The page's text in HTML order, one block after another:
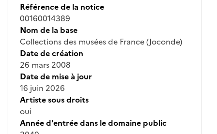
Référence de la notice
00160014389
Nom de la base
Collections des musées de France (Joconde)
Date de création
26 mars 2008
Date de mise à jour
16 juin 2026
Artiste sous droits
oui
Année d'entrée dans le domaine public